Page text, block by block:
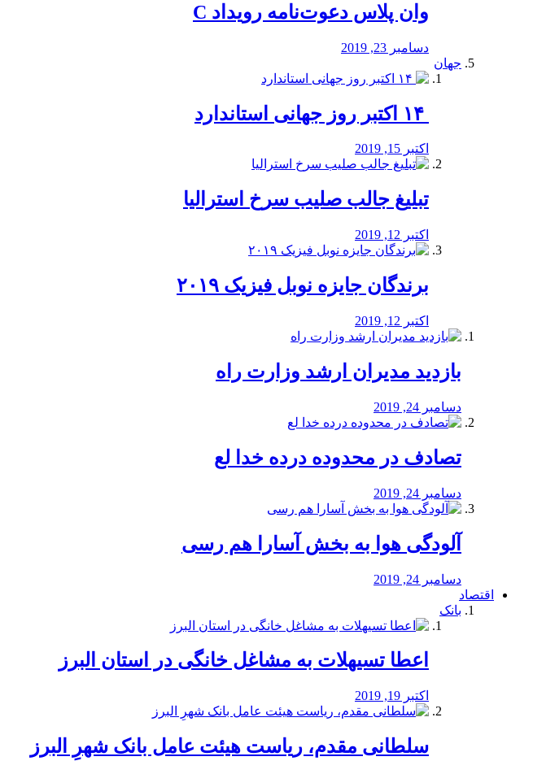
وان پلاس دعوت‌نامه رویداد C
دسامبر 23, 2019
جهان
اکتبر 15, 2019
تبلیغ جالب صلیب سرخ استرالیا
اکتبر 12, 2019
برندگان جایزه نوبل فیزیک ۲۰۱۹
اکتبر 12, 2019
بازدید مدیران ارشد وزارت راه
دسامبر 24, 2019
تصادف در محدوده درده خدا لع
دسامبر 24, 2019
آلودگی هوا به بخش آسارا هم رسی
دسامبر 24, 2019
اقتصاد
بانک
️اعطا تسیهلات به مشاغل خانگی در استان البرز
اکتبر 19, 2019
سلطانی مقدم، ریاست هیئت عامل بانک شهرِ البرز